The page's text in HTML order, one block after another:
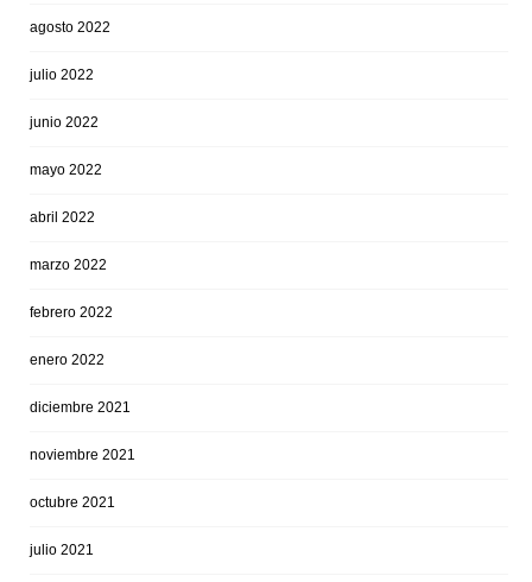
agosto 2022
julio 2022
junio 2022
mayo 2022
abril 2022
marzo 2022
febrero 2022
enero 2022
diciembre 2021
noviembre 2021
octubre 2021
julio 2021